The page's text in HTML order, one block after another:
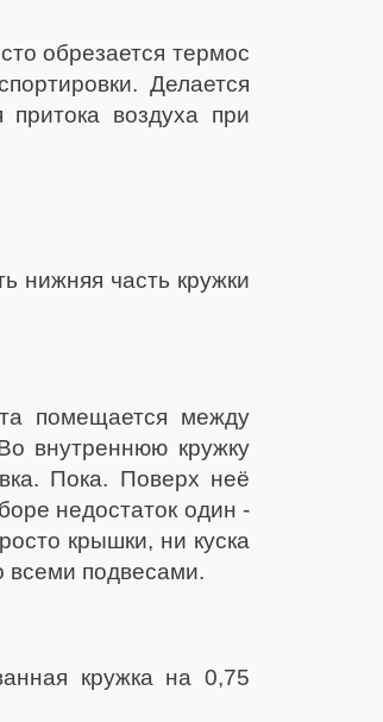
обрезается термос
Делается
воздуха при
нижняя часть кружки
помещается между
внутреннюю кружку
Пока. Поверх неё
недостаток один -
крышки, ни куска
всеми подвесами.
кружка на 0,75